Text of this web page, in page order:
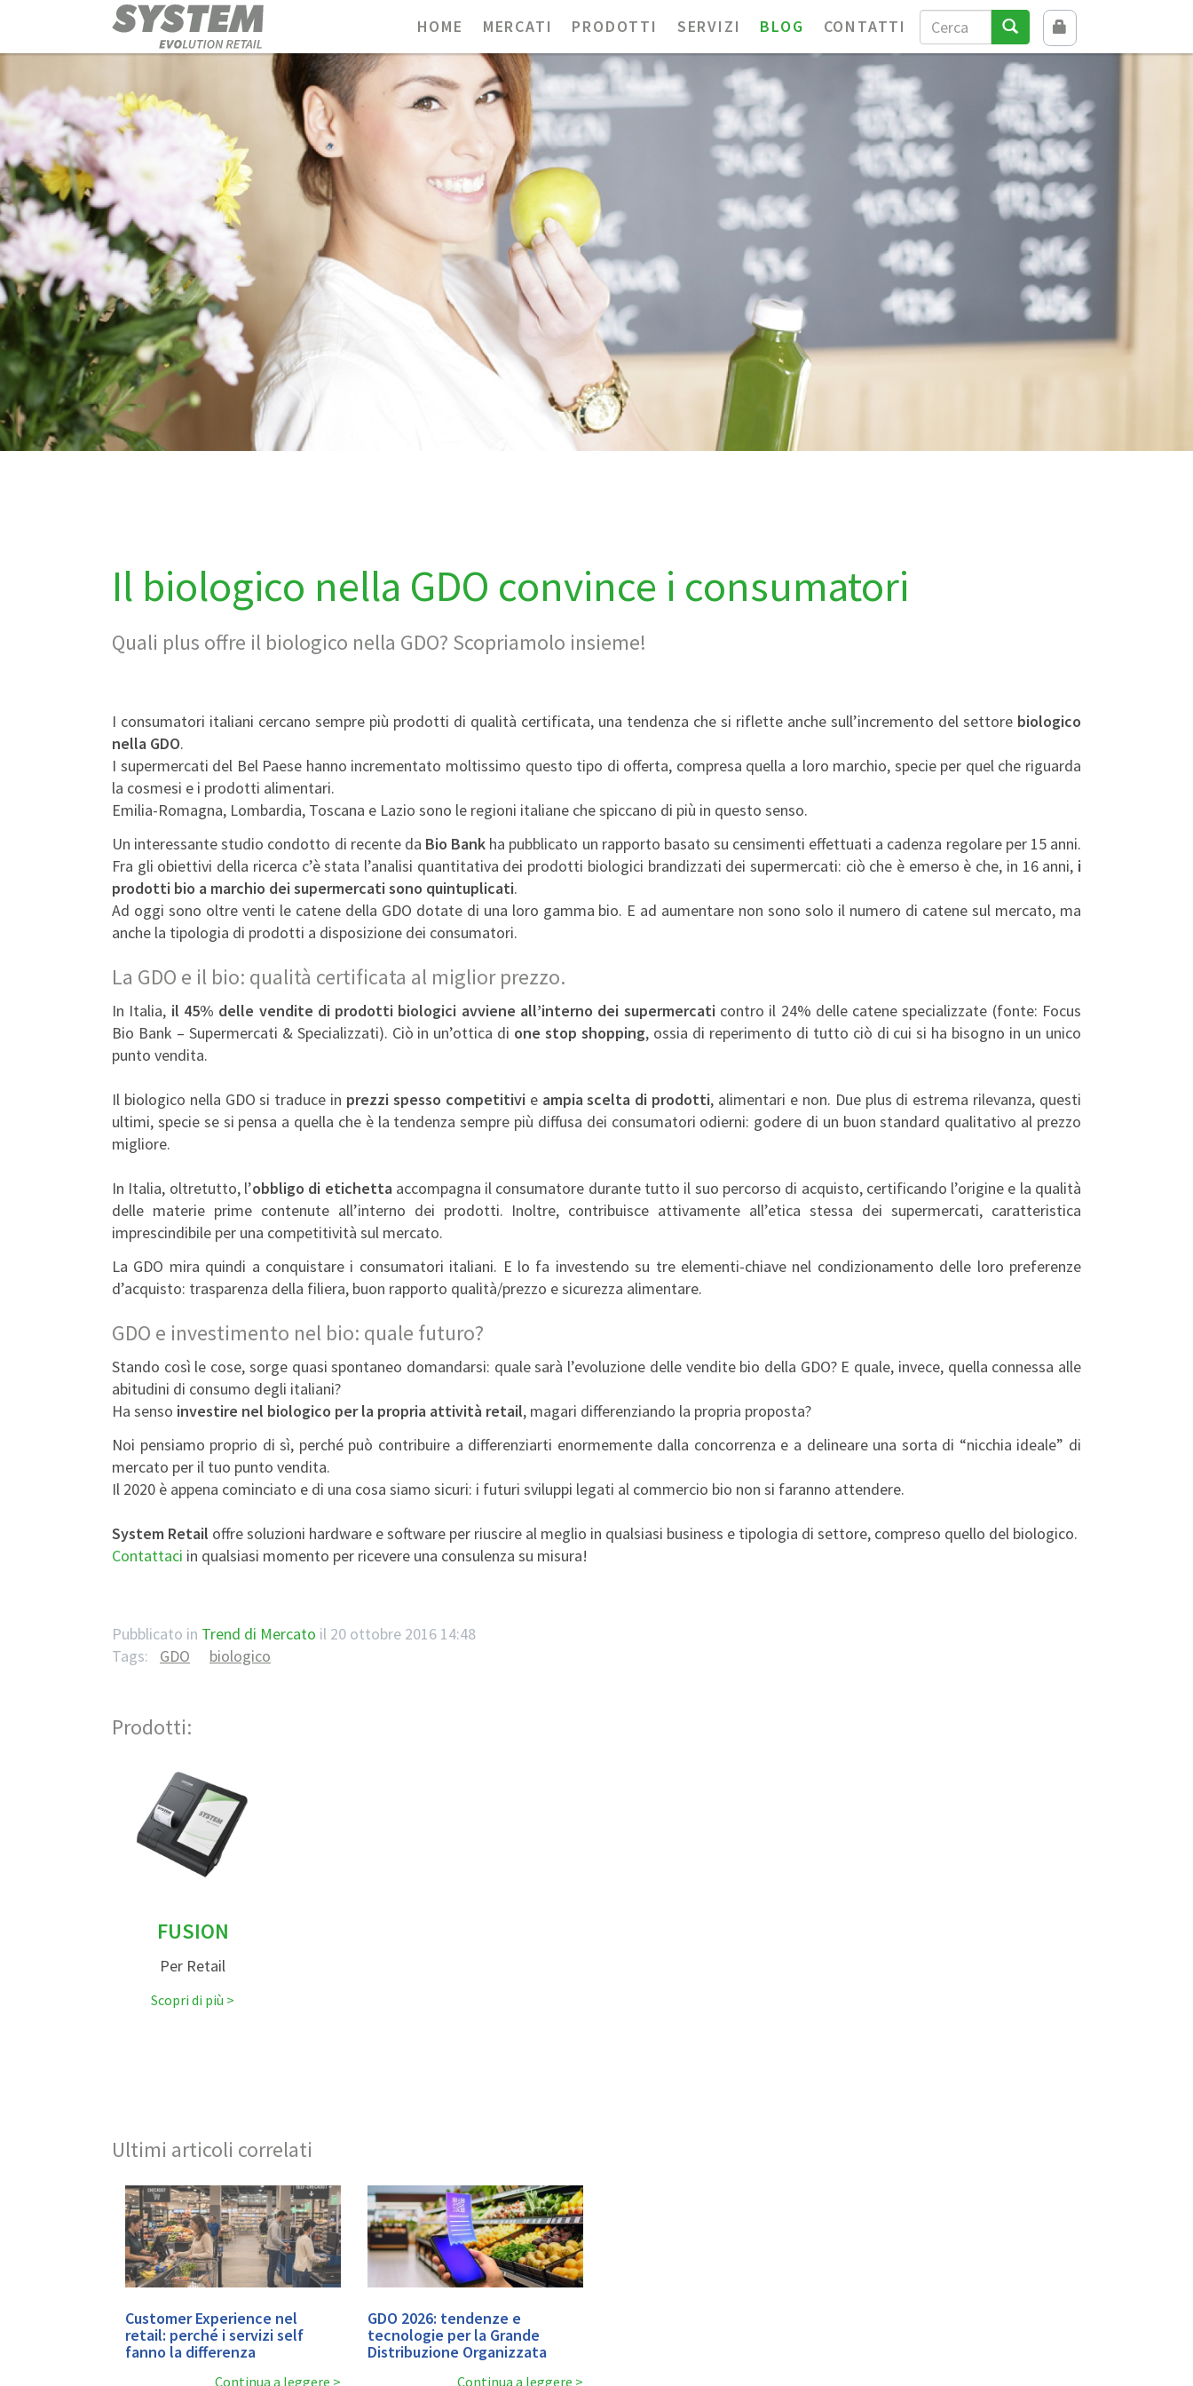
HOME MERCATI PRODOTTI SERVIZI BLOG CONTATTI
Il biologico nella GDO convince i consumatori
Quali plus offre il biologico nella GDO? Scopriamolo insieme!
I consumatori italiani cercano sempre più prodotti di qualità certificata, una tendenza che si riflette anche sull’incremento del settore biologico
nella GDO.
I supermercati del Bel Paese hanno incrementato moltissimo questo tipo di offerta, compresa quella a loro marchio, specie per quel che riguarda
la cosmesi e i prodotti alimentari.
Emilia-Romagna, Lombardia, Toscana e Lazio sono le regioni italiane che spiccano di più in questo senso.
Un interessante studio condotto di recente da Bio Bank ha pubblicato un rapporto basato su censimenti effettuati a cadenza regolare per 15 anni.
Fra gli obiettivi della ricerca c’è stata l’analisi quantitativa dei prodotti biologici brandizzati dei supermercati: ciò che è emerso è che, in 16 anni, i
prodotti bio a marchio dei supermercati sono quintuplicati.
Ad oggi sono oltre venti le catene della GDO dotate di una loro gamma bio. E ad aumentare non sono solo il numero di catene sul mercato, ma
anche la tipologia di prodotti a disposizione dei consumatori.
La GDO e il bio: qualità certificata al miglior prezzo.
In Italia, il 45% delle vendite di prodotti biologici avviene all’interno dei supermercati contro il 24% delle catene specializzate (fonte: Focus
Bio Bank – Supermercati & Specializzati). Ciò in un’ottica di one stop shopping, ossia di reperimento di tutto ciò di cui si ha bisogno in un unico
punto vendita.
Il biologico nella GDO si traduce in prezzi spesso competitivi e ampia scelta di prodotti, alimentari e non. Due plus di estrema rilevanza, questi
ultimi, specie se si pensa a quella che è la tendenza sempre più diffusa dei consumatori odierni: godere di un buon standard qualitativo al prezzo
migliore.
In Italia, oltretutto, l’obbligo di etichetta accompagna il consumatore durante tutto il suo percorso di acquisto, certificando l’origine e la qualità
delle materie prime contenute all’interno dei prodotti. Inoltre, contribuisce attivamente all’etica stessa dei supermercati, caratteristica
imprescindibile per una competitività sul mercato.
La GDO mira quindi a conquistare i consumatori italiani. E lo fa investendo su tre elementi-chiave nel condizionamento delle loro preferenze
d’acquisto: trasparenza della filiera, buon rapporto qualità/prezzo e sicurezza alimentare.
GDO e investimento nel bio: quale futuro?
Stando così le cose, sorge quasi spontaneo domandarsi: quale sarà l’evoluzione delle vendite bio della GDO? E quale, invece, quella connessa alle
abitudini di consumo degli italiani?
Ha senso investire nel biologico per la propria attività retail, magari differenziando la propria proposta?
Noi pensiamo proprio di sì, perché può contribuire a differenziarti enormemente dalla concorrenza e a delineare una sorta di “nicchia ideale” di
mercato per il tuo punto vendita.
Il 2020 è appena cominciato e di una cosa siamo sicuri: i futuri sviluppi legati al commercio bio non si faranno attendere.
System Retail offre soluzioni hardware e software per riuscire al meglio in qualsiasi business e tipologia di settore, compreso quello del biologico.
Contattaci in qualsiasi momento per ricevere una consulenza su misura!
Pubblicato in Trend di Mercato il 20 ottobre 2016 14:48
Tags:
GDO biologico
Prodotti:
FUSION
Per Retail
Scopri di più
Ultimi articoli correlati
Customer Experience nel
retail: perché i servizi self
fanno la differenza
Continua a leggere
GDO 2026: tendenze e
tecnologie per la Grande
Distribuzione Organizzata
Continua a leggere